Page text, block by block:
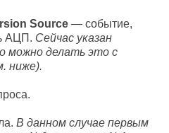
Source — событие,
АЦП. Сейчас указан
можно делать это с
ниже).
В данном случае первым